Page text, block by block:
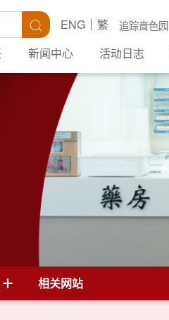
搜寻 追踪啬色园
ENG
繁
新闻中心 活动日志
相关网站